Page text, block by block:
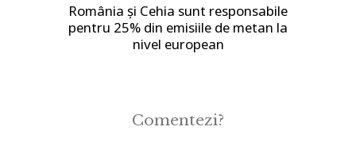
România și Cehia sunt responsabile
pentru 25% din emisiile de metan la
nivel european
Comentezi?